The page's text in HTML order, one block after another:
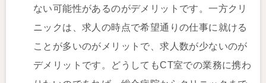
ない可能性があるのがデメリットです。一方クリ
ニックは、求人の時点で希望通りの仕事に就ける
ことが多いのがメリットで、求人数が少ないのが
デメリットです。どうしてもCT室での業務に携わ